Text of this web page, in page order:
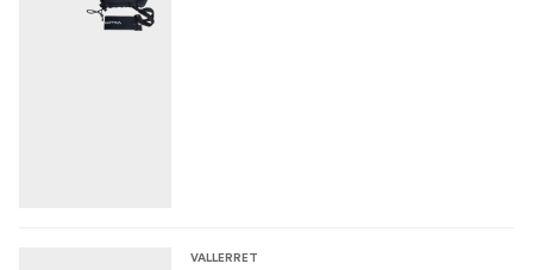
VALLERRET